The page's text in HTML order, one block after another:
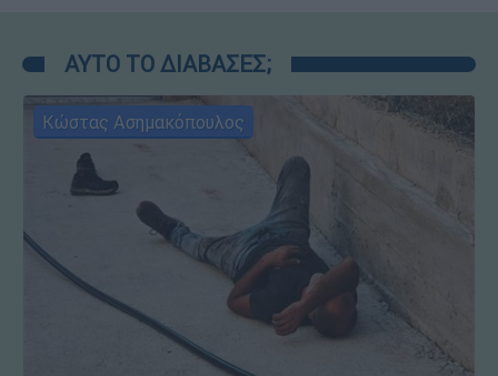
ΑΥΤΟ ΤΟ ΔΙΑΒΑΣΕΣ;
Κώστας Ασημακόπουλος